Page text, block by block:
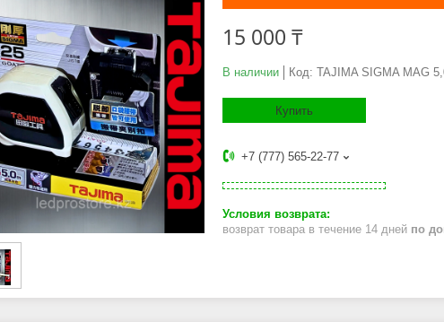
15 000 ₸
В наличии Код: TAJIMA SIGMA MAG
Купить
+7 (777) 565-22-77
возврат товара в течение 14 дней по